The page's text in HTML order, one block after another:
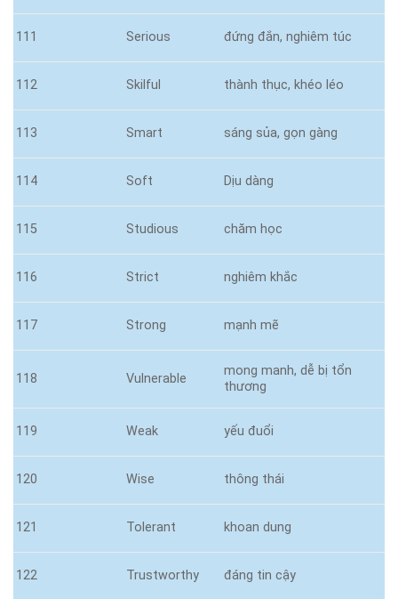
111 Serious đứng đắn, nghiêm túc
112 Skilful thành thục, khéo léo
113 Smart sáng sủa, gọn gàng
114 Soft Dịu dàng
115 Studious chăm học
116 Strict nghiêm khắc
117 Strong mạnh mẽ
118 Vulnerable
mong manh, dễ bị tổn
thương
119 Weak yếu đuổi
120 Wise thông thái
121 Tolerant khoan dung
122 Trustworthy đáng tin cậy